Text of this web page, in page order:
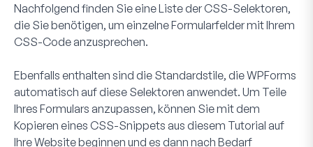
Nachfolgend finden Sie eine Liste der CSS-Selektoren,
die Sie benötigen, um einzelne Formularfelder mit Ihrem
CSS-Code anzusprechen.
Ebenfalls enthalten sind die Standardstile, die WPForms
automatisch auf diese Selektoren anwendet. Um Teile
Ihres Formulars anzupassen, können Sie mit dem
Kopieren eines CSS-Snippets aus diesem Tutorial auf
Ihre Website beginnen und es dann nach Bedarf